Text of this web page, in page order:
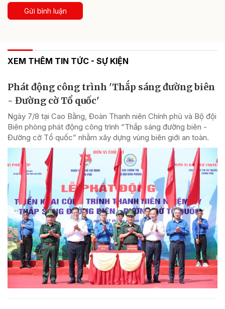
Gửi bình luận
XEM THÊM TIN TỨC - SỰ KIỆN
Phát động công trình 'Thắp sáng đường biên
- Đường cờ Tổ quốc'
Ngày 7/8 tại Cao Bằng, Đoàn Thanh niên Chính phủ và Bộ đội
Biên phòng phát động công trình “Thắp sáng đường biên -
Đường cờ Tổ quốc” nhằm xây dựng vùng biên giới an toàn.